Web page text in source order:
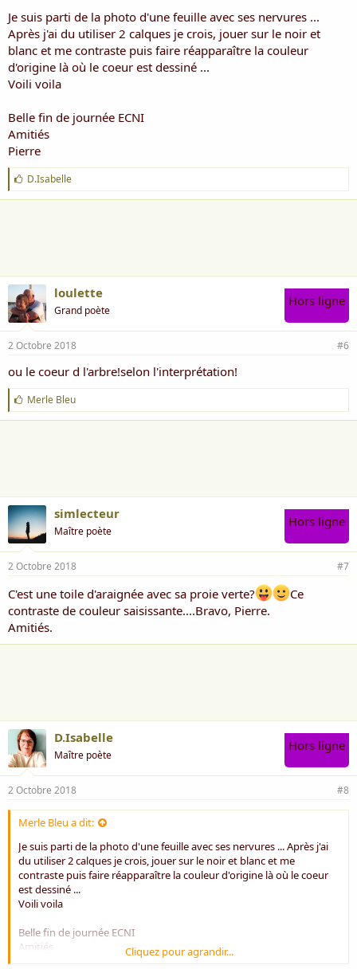
Je suis parti de la photo d'une feuille avec ses nervures ...
Après j'ai du utiliser 2 calques je crois, jouer sur le noir et
blanc et me contraste puis faire réapparaître la couleur
d'origine là où le coeur est dessiné ...
Voili voila
Belle fin de journée ECNI
Amitiés
Pierre
J
'
a
D.Isabelle
loulette
Grand poète
Hors ligne
2 Octobre 2018 #6
ou le coeur d l'arbre!selon l'interprétation!
J
'
a
Merle Bleu
simlecteur
Maître poète
Hors ligne
2 Octobre 2018 #7
C'est une toile d'araignée avec sa proie verte?
Ce
contraste de couleur saisissante....Bravo, Pierre.
Amitiés.
D.Isabelle
Maître poète
Hors ligne
2 Octobre 2018 #8
Merle Bleu a dit:
Je suis parti de la photo d'une feuille avec ses nervures ... Après j'ai
du utiliser 2 calques je crois, jouer sur le noir et blanc et me
contraste puis faire réapparaître la couleur d'origine là où le coeur
est dessiné ...
Voili voila
Belle fin de journée ECNI
Amitiés
Pierre
Cliquez pour agrandir...